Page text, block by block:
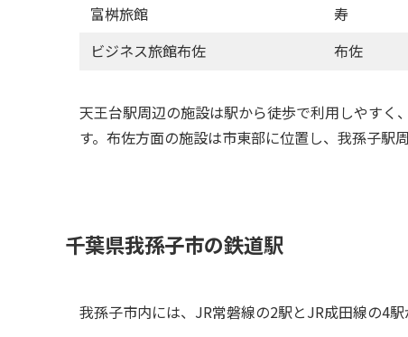
富桝旅館
寿
ビジネス旅館布佐
布佐
天王台駅周辺の施設は駅から徒歩で利用しやすく
す。布佐方面の施設は市東部に位置し、我孫子駅
千葉県我孫子市の鉄道駅
我孫子市内には、JR常磐線の2駅とJR成田線の4駅